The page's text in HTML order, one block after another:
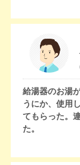
給湯器のお湯
うにか、使用
てもらった。
た。